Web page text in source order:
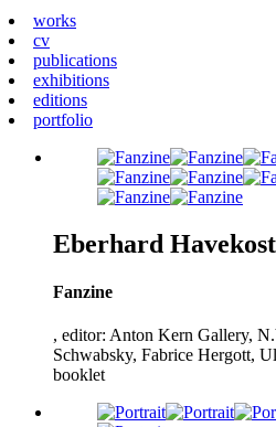
works
cv
publications
exhibitions
editions
portfolio
Eberhard Havekost
Fanzine
, editor: Anton Kern Gallery,
Schwabsky, Fabrice Hergott,
booklet